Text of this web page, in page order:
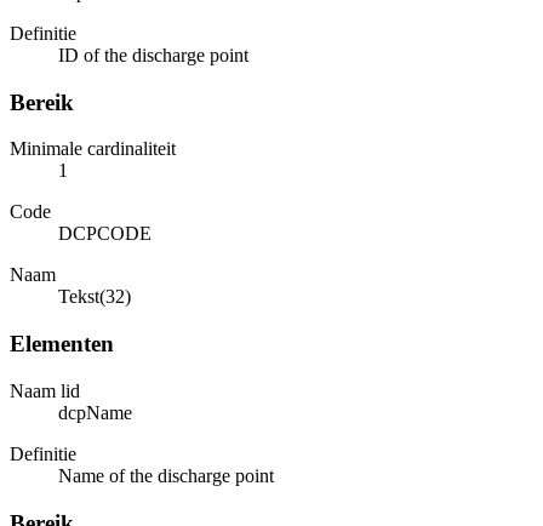
Definitie
ID of the discharge point
Bereik
Minimale cardinaliteit
1
Code
DCPCODE
Naam
Tekst(32)
Elementen
Naam lid
dcpName
Definitie
Name of the discharge point